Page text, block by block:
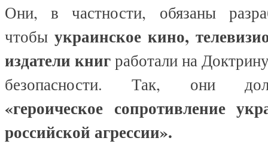
Они, в частности, обязаны
чтобы украинское кино,
издатели книгработали на
безопасности. Так, они
«героическое сопротивление
российской агрессии».